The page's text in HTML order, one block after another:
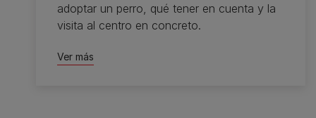
adoptar un perro, qué tener en cuenta y la
visita al centro en concreto.
Ver más